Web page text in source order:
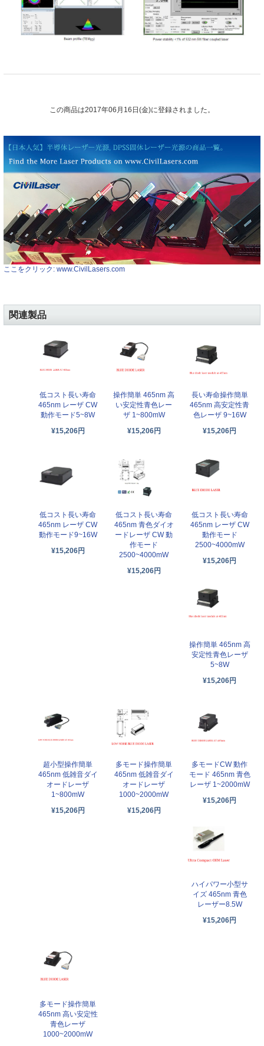
この商品は2017年06月16日(金)に登録されました。
ここをクリック: www.CivilLasers.com
関連製品
低コスト長い寿命
465nm レーザ CW
動作モード5~8W
¥15,206円
操作簡単 465nm 高
い安定性青色レー
ザ 1~800mW
¥15,206円
長い寿命操作簡単
465nm 高安定性青
色レーザ 9~16W
¥15,206円
低コスト長い寿命
465nm レーザ CW
動作モード9~16W
¥15,206円
低コスト長い寿命
465nm 青色ダイオ
ードレーザ CW 動
作モード
2500~4000mW
¥15,206円
低コスト長い寿命
465nm レーザ CW
動作モード
2500~4000mW
¥15,206円
操作簡単 465nm 高
安定性青色レーザ
5~8W
¥15,206円
超小型操作簡単
465nm 低雑音ダイ
オードレーザ
1~800mW
¥15,206円
多モード操作簡単
465nm 低雑音ダイ
オードレーザ
1000~2000mW
¥15,206円
多モードCW 動作
モード 465nm 青色
レーザ 1~2000mW
¥15,206円
ハイパワー小型サ
イズ 465nm 青色
レーザー8.5W
¥15,206円
多モード操作簡単
465nm 高い安定性
青色レーザ
1000~2000mW